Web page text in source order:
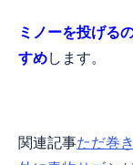
ミノーを投げる
すめします。
関連記事ただ巻